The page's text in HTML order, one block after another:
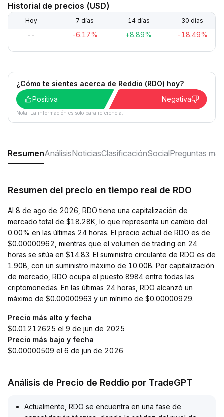
Historial de precios (USD)
Hoy 7 días 14 días 30 días
-- -6.17% +8.89% -18.49%
¿Cómo te sientes acerca de Reddio (RDO) hoy?
Positiva
Negativa
Nota: La información es solo para referencia.
ResumenAnálisisNoticiasClasificaciónSocialPreguntas
Resumen del precio en tiempo real de RDO
Al 8 de ago de 2026, RDO tiene una capitalización de
mercado total de $18.28K, lo que representa un cambio del
0.00% en las últimas 24 horas. El precio actual de RDO es de
$0.00000962, mientras que el volumen de trading en 24
horas se sitúa en $14.83. El suministro circulante de RDO es de
1.90B, con un suministro máximo de 10.00B. Por capitalización
de mercado, RDO ocupa el puesto 8984 entre todas las
criptomonedas. En las últimas 24 horas, RDO alcanzó un
máximo de $0.00000963 y un mínimo de $0.00000929.
Precio más alto y fecha
$0.01212625 el 9 de jun de 2025
Precio más bajo y fecha
$0.00000509 el 6 de jun de 2026
Análisis de Precio de Reddio por TradeGPT
Actualmente, RDO se encuentra en una fase de